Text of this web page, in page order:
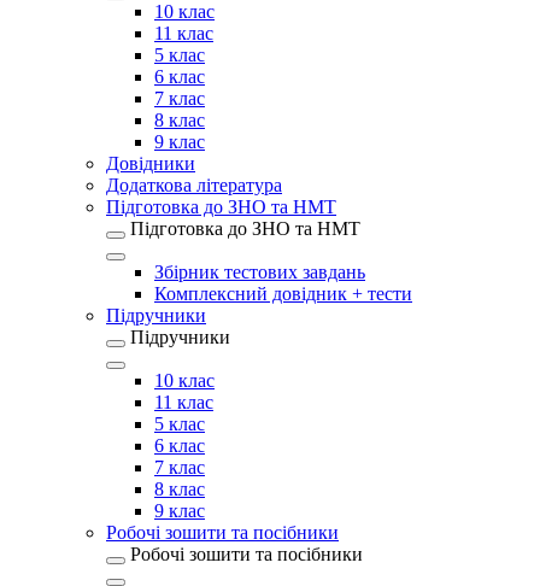
10 клас
11 клас
5 клас
6 клас
7 клас
8 клас
9 клас
Довідники
Додаткова література
Підготовка до ЗНО та НМТ
Підготовка до ЗНО та НМТ
Збірник тестових завдань
Комплексний довідник + тести
Підручники
Підручники
10 клас
11 клас
5 клас
6 клас
7 клас
8 клас
9 клас
Робочі зошити та посібники
Робочі зошити та посібники